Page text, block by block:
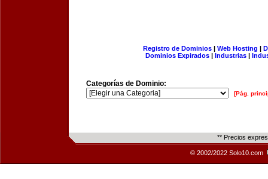
Registro de Dominios| Web Hosting |
Dominios Expirados | Industrias |
Categorías de Dominio:
[Pág.
** Precios
© 2002/2022 Solo10.com